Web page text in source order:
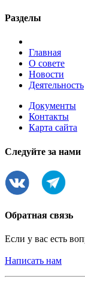
Разделы
Главная
О совете
Новости
Деятельность
Документы
Контакты
Карта сайта
Следуйте за нами
Обратная связь
Если у вас есть
Написать нам